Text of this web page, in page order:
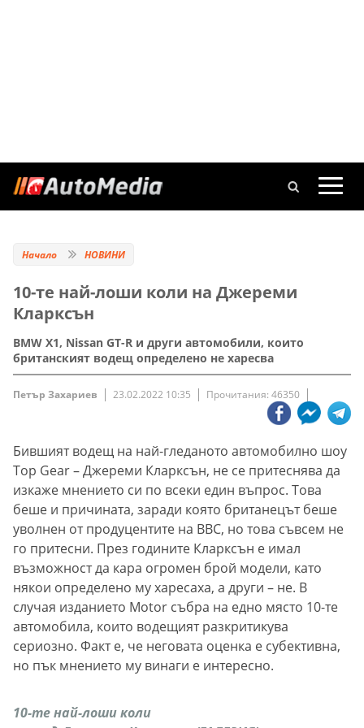
Начало НОВИНИ
10-те най-лоши коли на Джереми
Кларксън
BMW X1, Nissan GT-R и други автомобили, които
британският водещ определено не харесва
Петър Захариев 23.02.2022 10:35 Прочитания: 46350
Бившият водещ на най-гледаното автомобилно шоу
Top Gear – Джереми Кларксън, не се притеснява да
изкаже мнението си по всеки един въпрос. Това
беше и причината, заради която британецът беше
уволнен от продуцентите на BBC, но това съвсем не
го притесни. През годините Кларксън е имал
възможност да кара огромен брой модели, като
някои определено му харесаха, а други – не. В
случая изданието Motor събра на едно място 10-те
автомобила, които водещият разкритикува
сериозно. Факт е, че неговата оценка е субективна,
но пък мнението му винаги е интересно.
10-те най-лоши коли